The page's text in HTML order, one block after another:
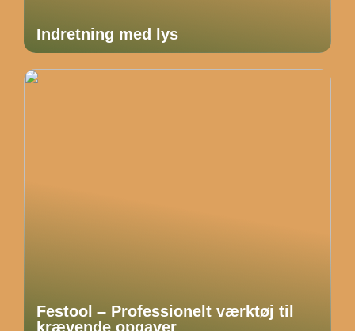
Indretning med lys
Festool – Professionelt værktøj til
krævende opgaver